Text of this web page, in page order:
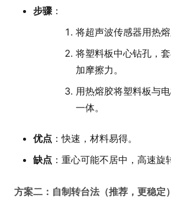
步骤：
将超声波传感器用热
将塑料板中心钻孔，
加摩擦力。
用热熔胶将塑料板与
一体。
优点 ：快速，材料易得。
缺点 ：重心可能不居中，高速
方案二：自制转台法（推荐，更稳定）